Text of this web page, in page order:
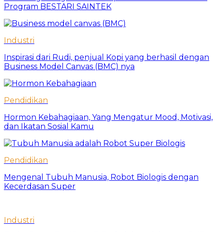
Program BESTARI SAINTEK
Industri
Inspirasi dari Rudi, penjual Kopi yang berhasil dengan
Business Model Canvas (BMC) nya
Pendidikan
Hormon Kebahagiaan, Yang Mengatur Mood, Motivasi,
dan Ikatan Sosial Kamu
Pendidikan
Mengenal Tubuh Manusia, Robot Biologis dengan
Kecerdasan Super
Industri